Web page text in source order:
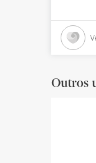
Promoções
Mais vendidos
Outros